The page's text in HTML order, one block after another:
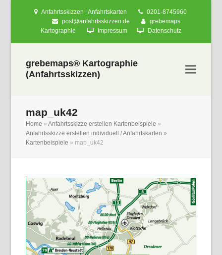
Anfahrtsskizzen | Anfahrtskarten
0201-8745960
post@anfahrtsskizzen.de
grebemaps
Kartographie
Impressum Datenschutz
grebemaps® Kartographie
(Anfahrtsskizzen)
map_uk42
Home »Anfahrtsskizze erstellen Kartenbeispiele »
Anfahrtsskizze erstellen individuell / Anfahrtskarten »
Kartenbeispiele » map_uk42